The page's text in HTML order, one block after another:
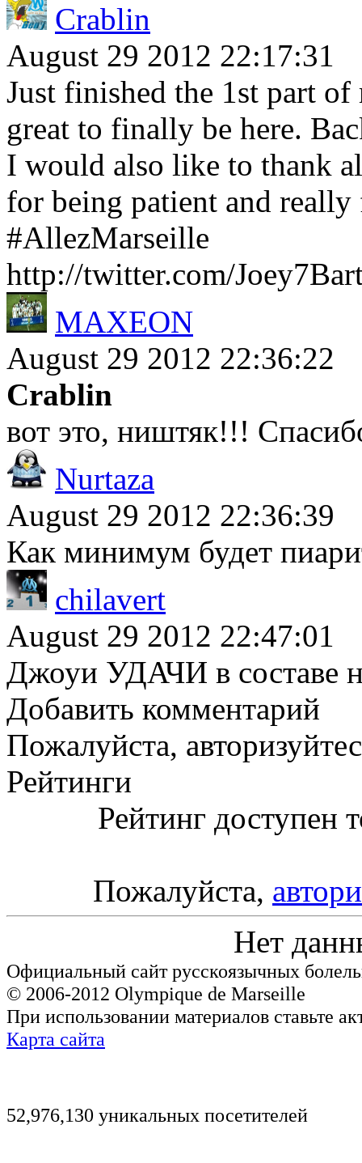
Crablin
August 29 2012 22:17:31
Just finished the 1st part
great to finally be here.
I would also like to thank
for being patient and
#AllezMarseille
http://twitter.com/
MAXEON
August 29 2012 22:36:22
Crablin
вот это, ништяк!!!
Nurtaza
August 29 2012 22:36:39
Как минимум будет
chilavert
August 29 2012 22:47:01
Джоуи УДАЧИ в составе
Добавить комментарий
Пожалуйста,
Рейтинги
Рейтинг доступен
Пожалуйста,
Нет
Официальный сайт русскоязычных
© 2006-2012 Olympique de Marseille
При использовании материалов ставьте
Карта сайта
52,976,130 уникальных посетителей